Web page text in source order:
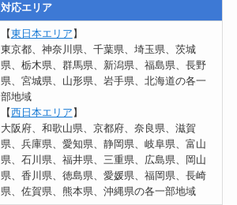
対応エリア
【東日本エリア 】
東京都、神奈川県、千葉県、埼玉県、茨城
県、栃木県、群馬県、新潟県、福島県、長野
県、宮城県、山形県、岩手県、北海道の各一
部地域
【西日本エリア 】
大阪府、和歌山県、京都府、奈良県、滋賀
県、兵庫県、愛知県、静岡県、岐阜県、富山
県、石川県、福井県、三重県、広島県、岡山
県、香川県、徳島県、愛媛県、福岡県、長崎
県、佐賀県、熊本県、沖縄県の各一部地域